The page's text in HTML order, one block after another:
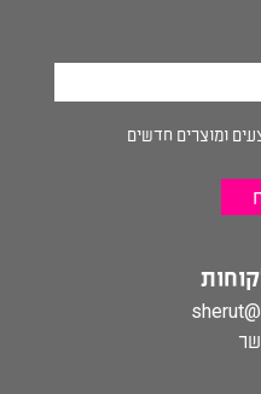
ומוצרים חדשים